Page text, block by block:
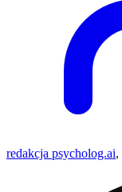
redakcja psycholog.ai,